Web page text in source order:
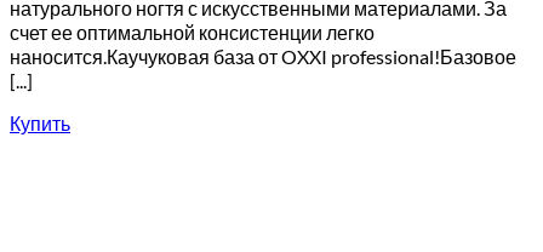
натурального ногтя с искусственными материалами. За
счет ее оптимальной консистенции легко
наносится.Каучуковая база от OXXI professional!Базовое
[...]
Купить